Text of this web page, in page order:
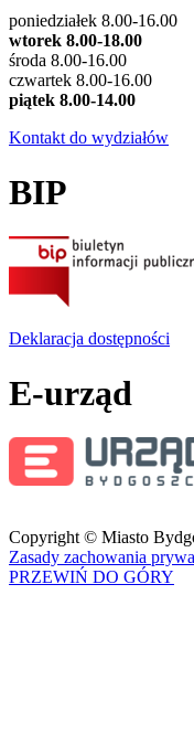
poniedziałek 8.00-16.00
wtorek 8.00-18.00
środa 8.00-16.00
czwartek 8.00-16.00
piątek 8.00-14.00
Kontakt do wydziałów
BIP
Deklaracja dostępności
E-urząd
Copyright © Miasto
Zasady zachowania
PRZEWIŃ DO GÓRY